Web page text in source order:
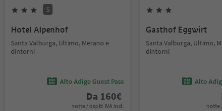
S
Hotel Alpenhof
Santa Valburga, Ultimo, Merano e
dintorni
Alto Adige Guest Pass
Da 160€
notte / ospiti IVA incl.
Gasthof Eggwirt
Santa Valburga, Ultimo,
dintorni
Alto
notte